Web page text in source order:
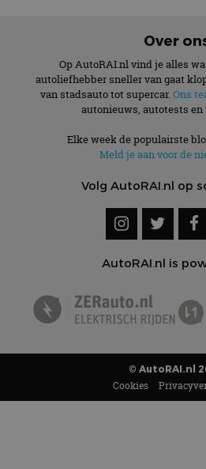
Over
Op AutoRAI.nl vind je alles
autoliefhebber sneller van gaat
van stadsauto tot supercar. Ons
autonieuws, autotests en
Elke week de populairste
Meld je aan voor de
Volg AutoRAI.nl op
AutoRAI.nl is
© AutoRAI.nl
Cookies